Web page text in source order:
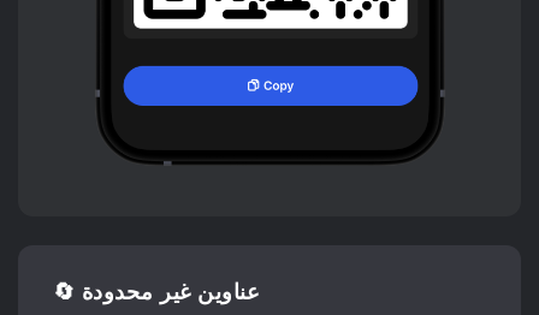
🔄 عناوين غير محدودة